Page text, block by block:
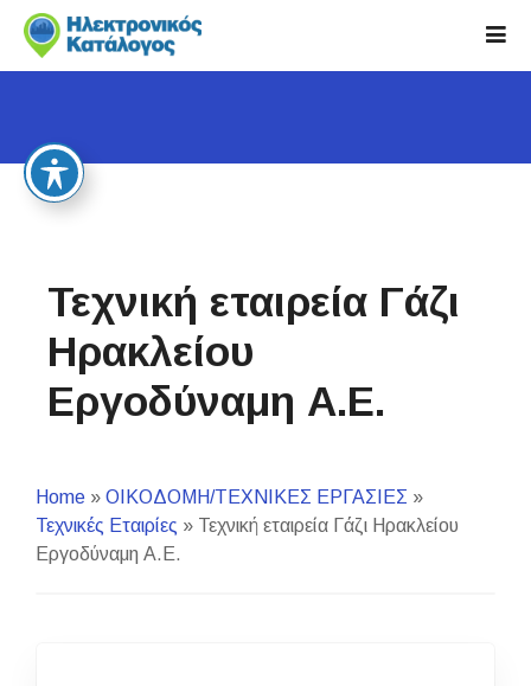
i
Τεχνική εταιρεία Γάζι
Ηρακλείου
Εργοδύναμη Α.Ε.
Home » ΟΙΚΟΔΟΜΗ/ΤΕΧΝΙΚΕΣ ΕΡΓΑΣΙΕΣ »
Τεχνικές Εταιρίες » Τεχνική εταιρεία Γάζι Ηρακλείου
Εργοδύναμη Α.Ε.